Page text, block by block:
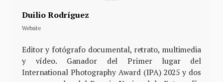
Duilio Rodríguez
Website
Editor y fotógrafo documental, retrato, multimedia
y vídeo. Ganador del Primer lugar del
International Photography Award (IPA) 2025 y dos